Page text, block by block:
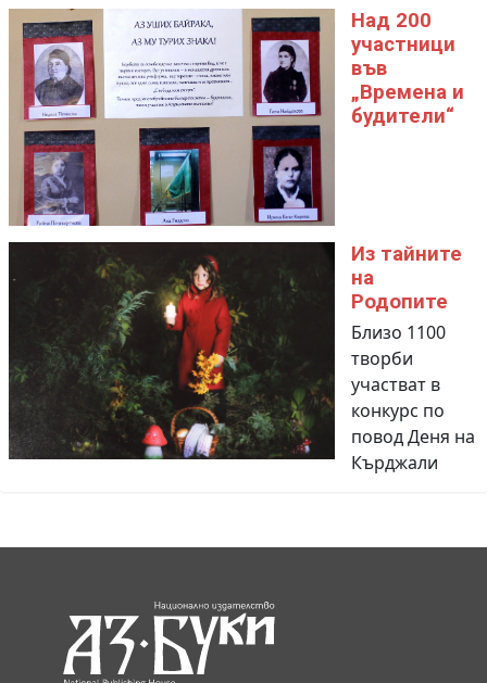
Над 200
участници
във
„Времена и
будители“
Из тайните
на
Родопите
Близо 1100
творби
участват в
конкурс по
повод Деня на
Кърджали